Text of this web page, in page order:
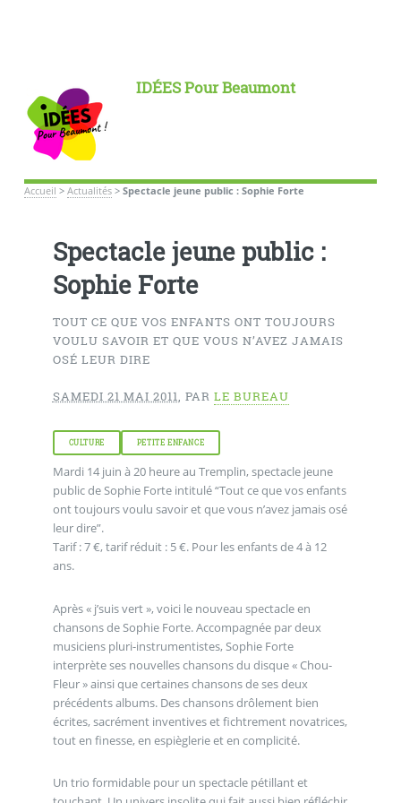
IDÉES Pour Beaumont
Accueil > Actualités> Spectacle jeune public : Sophie Forte
Spectacle jeune public :
Sophie Forte
TOUT CE QUE VOS ENFANTS ONT TOUJOURS
VOULU SAVOIR ET QUE VOUS N’AVEZ JAMAIS
OSÉ LEUR DIRE
SAMEDI 21 MAI 2011, PAR LE BUREAU
CULTURE PETITE ENFANCE
Mardi 14 juin à 20 heure au Tremplin, spectacle jeune
public de Sophie Forte intitulé “Tout ce que vos enfants
ont toujours voulu savoir et que vous n’avez jamais osé
leur dire”.
Tarif : 7 €, tarif réduit : 5 €. Pour les enfants de 4 à 12
ans.
Après « j’suis vert », voici le nouveau spectacle en
chansons de Sophie Forte. Accompagnée par deux
musiciens pluri-instrumentistes, Sophie Forte
interprète ses nouvelles chansons du disque « Chou-
Fleur » ainsi que certaines chansons de ses deux
précédents albums. Des chansons drôlement bien
écrites, sacrément inventives et fichtrement novatrices,
tout en finesse, en espièglerie et en complicité.
Un trio formidable pour un spectacle pétillant et